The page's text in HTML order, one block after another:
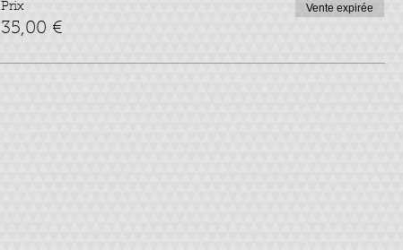
Prix
35,00 €
Vente expirée